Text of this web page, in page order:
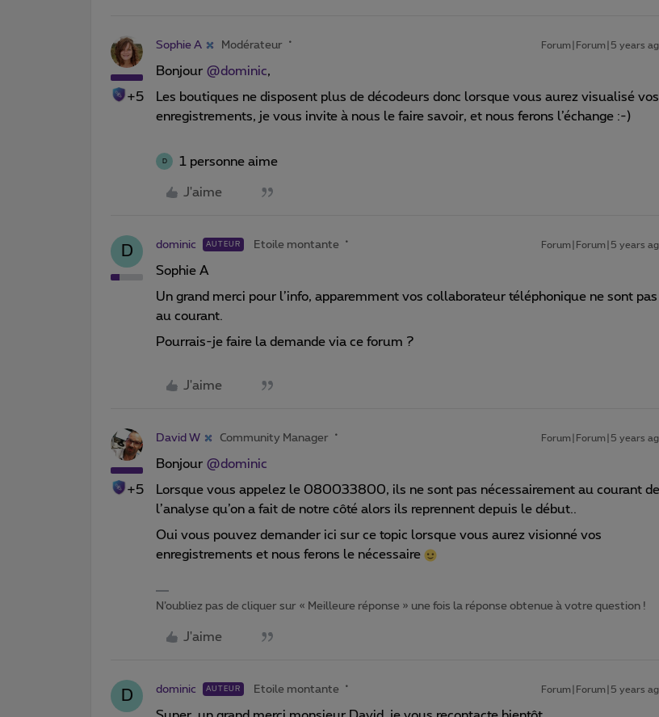
+5
Sophie A Modérateur Forum|Forum|5 years
Bonjour @dominic,
Les boutiques ne disposent plus de décodeurs donc lorsque vous aurez visualisé vos
enregistrements, je vous invite à nous le faire savoir, et nous ferons l’échange :-)
D 1 personne aime
J'aime
D dominic AUTEUR Etoile montante Forum|Forum|5 years
Sophie A
Un grand merci pour l’info, apparemment vos collaborateur téléphonique ne sont pas
au courant.
Pourrais-je faire la demande via ce forum ?
J'aime
+5
David W Community Manager Forum|Forum|5 years
Bonjour @dominic
Lorsque vous appelez le 080033800, ils ne sont pas nécessairement au courant de
l’analyse qu’on a fait de notre côté alors ils reprennent depuis le début..
Oui vous pouvez demander ici sur ce topic lorsque vous aurez visionné vos
enregistrements et nous ferons le nécessaire
N’oubliez pas de cliquer sur « Meilleure réponse » une fois la réponse obtenue à votre question !
J'aime
D dominic AUTEUR Etoile montante Forum|Forum|5 years